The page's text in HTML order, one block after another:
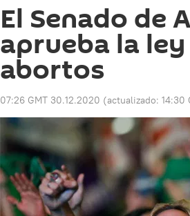
El Senado de
aprueba la
abortos
07:26 GMT 30.12.2020 (actualizado: 14:30